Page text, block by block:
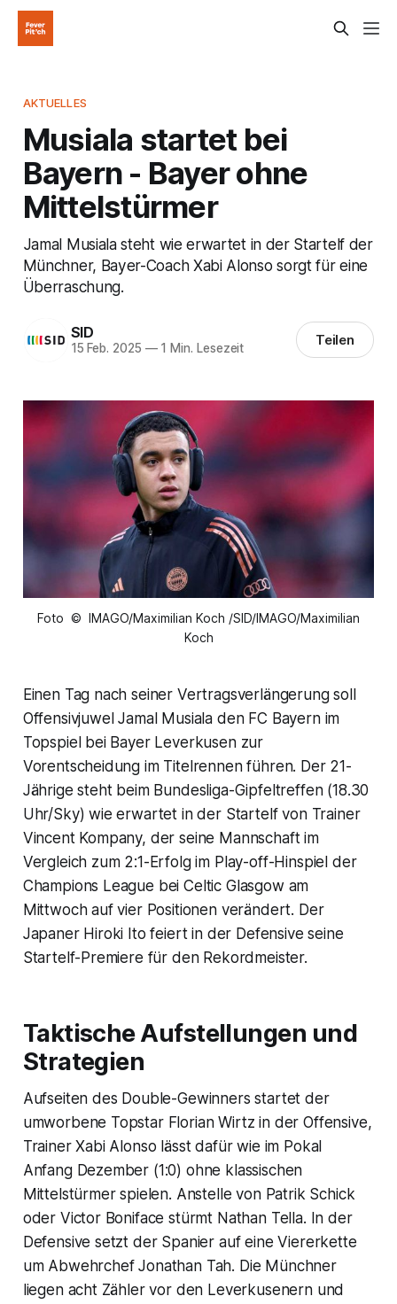
AKTUELLES
Musiala startet bei
Bayern - Bayer ohne
Mittelstürmer
Jamal Musiala steht wie erwartet in der Startelf der
Münchner, Bayer-Coach Xabi Alonso sorgt für eine
Überraschung.
SID
15 Feb. 2025 —1 Min. Lesezeit Teilen
Foto © IMAGO/Maximilian Koch /SID/IMAGO/Maximilian
Koch
Einen Tag nach seiner Vertragsverlängerung soll
Offensivjuwel Jamal Musiala den FC Bayern im
Topspiel bei Bayer Leverkusen zur
Vorentscheidung im Titelrennen führen. Der 21-
Jährige steht beim Bundesliga-Gipfeltreffen (18.30
Uhr/Sky) wie erwartet in der Startelf von Trainer
Vincent Kompany, der seine Mannschaft im
Vergleich zum 2:1-Erfolg im Play-off-Hinspiel der
Champions League bei Celtic Glasgow am
Mittwoch auf vier Positionen verändert. Der
Japaner Hiroki Ito feiert in der Defensive seine
Startelf-Premiere für den Rekordmeister.
Taktische Aufstellungen und
Strategien
Aufseiten des Double-Gewinners startet der
umworbene Topstar Florian Wirtz in der Offensive,
Trainer Xabi Alonso lässt dafür wie im Pokal
Anfang Dezember (1:0) ohne klassischen
Mittelstürmer spielen. Anstelle von Patrik Schick
oder Victor Boniface stürmt Nathan Tella. In der
Defensive setzt der Spanier auf eine Viererkette
um Abwehrchef Jonathan Tah. Die Münchner
liegen acht Zähler vor den Leverkusenern und